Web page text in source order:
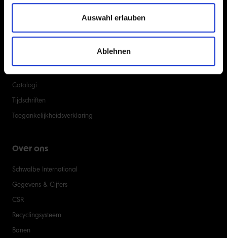
Auswahl erlauben
Ablehnen
Klantenservice
Dealer zoeken
Pers
Catalogi
Tijdschriften
Toegankelijkheidsverklaring
Over ons
Schwalbe International
Gegevens & Cijfers
CSR
Recyclingsysteem
Banen